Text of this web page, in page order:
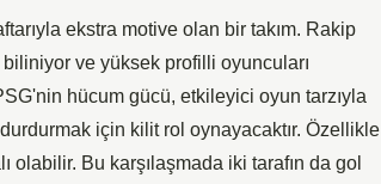
keys
to
increase
or
decrease
volume.
ekstra motive olan bir takım. Rakip
ve yüksek profilli oyuncuları
hücum gücü, etkileyici oyun tarzıyla
için kilit rol oynayacaktır. Özellikle
Bu karşılaşmada iki tarafın da gol